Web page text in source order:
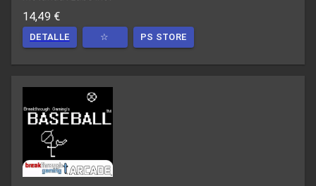
14,49 €
DETALLE ☆ PS STORE